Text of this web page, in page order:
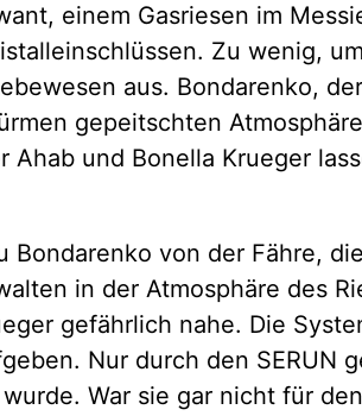
einem Gasriesen im
Zu wenig,
aus. Bondarenko,
gepeitschten
und Bonella Krueger
von der Fähre,
in der Atmosphäre des
gefährlich nahe. Die
Nur durch den
War sie gar nicht für